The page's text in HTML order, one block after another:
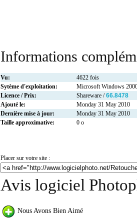
Informations
Vu:
4622 fois
Sytème d'exploitation:
Microsoft Windows
Licence / Prix:
Shareware /66.8478
Ajouté le:
Monday 31 May 2010
Dernière mise à jour:
Monday 31 May 2010
Taille approximative:
0 o
Placer sur votre site :
Avis logiciel
Nous Avons Bien Aimé